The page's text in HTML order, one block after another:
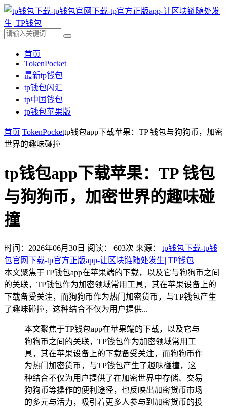
首页
TokenPocket
最新tp钱包
tp钱包闪汇
tp中国钱包
tp钱包苹果版
首页 TokenPockettp钱包app下载苹果：TP 钱包与狗狗币，加密
世界的趣味碰撞
tp钱包app下载苹果：TP 钱包
与狗狗币，加密世界的趣味碰
撞
时间：2026年06月30日 阅读： 603次 来源： tp钱包下载-tp钱
包官网下载-tp官方正版app-让区块链随处发生| TP钱包
本文聚焦于TP钱包app在苹果端的下载，以及它与狗狗币之间
的关联，TP钱包作为加密领域常用工具，其在苹果设备上的
下载备受关注，而狗狗币作为热门加密货币，与TP钱包产生
了趣味碰撞，这种结合不仅为用户提供...
本文聚焦于TP钱包app在苹果端的下载，以及它与
狗狗币之间的关联，TP钱包作为加密领域常用工
具，其在苹果设备上的下载备受关注，而狗狗币作
为热门加密货币，与TP钱包产生了趣味碰撞，这
种结合不仅为用户提供了在加密世界中存储、交易
狗狗币等操作的便利途径，也反映出加密货币市场
的多元与活力，吸引着更多人参与到加密货币的投